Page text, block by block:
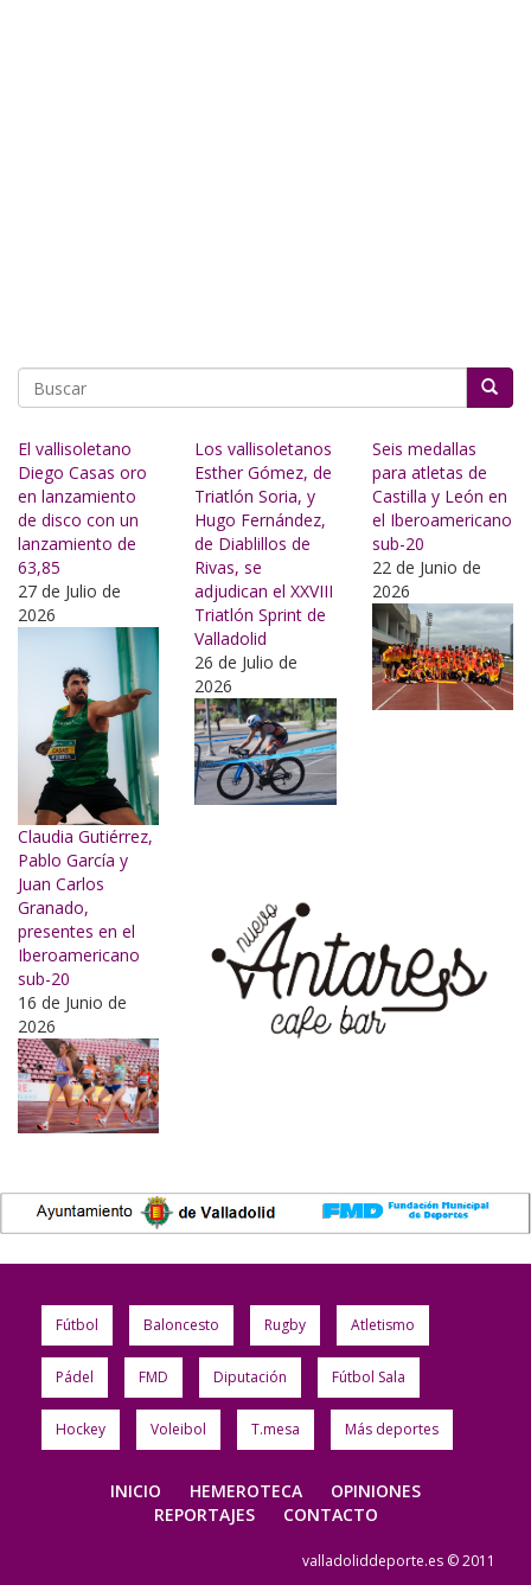
El vallisoletano
Diego Casas oro
en lanzamiento
de disco con un
lanzamiento de
63,85
27 de Julio de
2026
Los vallisoletanos
Esther Gómez, de
Triatlón Soria, y
Hugo Fernández,
de Diablillos de
Rivas, se
adjudican el XXVIII
Triatlón Sprint de
Valladolid
26 de Julio de
2026
Seis medallas
para atletas de
Castilla y León en
el Iberoamericano
sub-20
22 de Junio de
2026
Claudia Gutiérrez,
Pablo García y
Juan Carlos
Granado,
presentes en el
Iberoamericano
sub-20
16 de Junio de
2026
Fútbol Baloncesto Rugby Atletismo
Pádel FMD Diputación Fútbol Sala
Hockey Voleibol T.mesa Más deportes
INICIO HEMEROTECA
OPINIONES
REPORTAJES
CONTACTO
valladoliddeporte.es © 2011